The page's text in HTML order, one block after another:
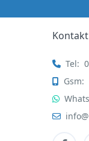
Kontakt
Tel:
Gsm: